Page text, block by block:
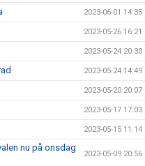
2023-06-01 14:35
2023-05-26 16:21
2023-05-24 20:30
2023-05-24 14:49
2023-05-20 20:07
2023-05-17 17:03
2023-05-15 11:14
nu på onsdag
2023-05-09 20:56